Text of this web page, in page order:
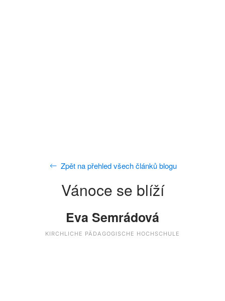
Zpět na přehled všech článků blogu
Vánoce se blíží
Eva Semrádová
KIRCHLICHE PÄDAGOGISCHE HOCHSCHULE